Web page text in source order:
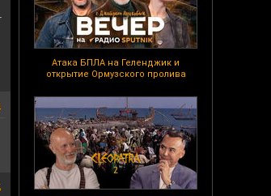
Атака БПЛА на Геленджик и
открытие Ормузского пролива